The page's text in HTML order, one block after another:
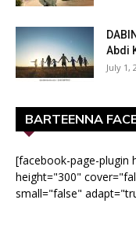
Abdi
July 1,
BARTEENNA
[facebook-page-plugin
height="300"
small="false"